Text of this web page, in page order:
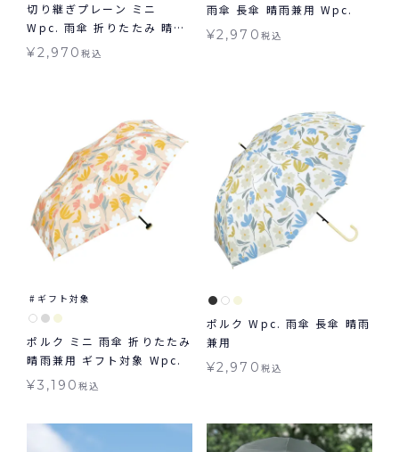
切り継ぎプレーン ミニ
Wpc. 雨傘 折りたたみ 晴雨
兼用 ギフト対象
¥2,970税込
雨傘 長傘 晴雨兼用 Wpc.
¥2,970 税込
ギフト対象
ポルク ミニ 雨傘 折りたたみ
晴雨兼用 ギフト対象 Wpc.
¥3,190税込
ポルク Wpc. 雨傘 長傘 晴雨
兼用
¥2,970 税込